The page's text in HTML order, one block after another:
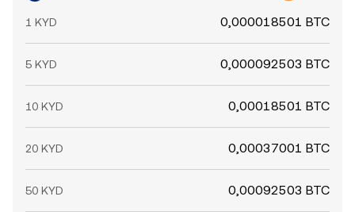
1 KYD 0,000018501 BTC
5 KYD 0,000092503 BTC
10 KYD 0,00018501 BTC
20 KYD 0,00037001 BTC
50 KYD 0,00092503 BTC